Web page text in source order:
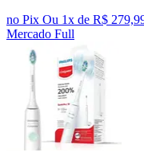
no Pix Ou 1x de R$
Mercado Full